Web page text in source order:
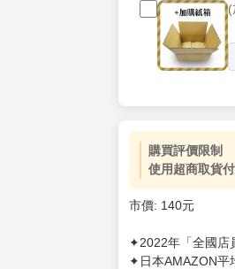
(
購買評價限制
使用超商取貨
市價: 140元
✦2022年「全國店
✦日本AMAZON平